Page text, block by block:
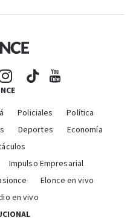
Policiales
Política
Deportes
Economía
Impulso Empresarial
Elonce en vivo
en vivo